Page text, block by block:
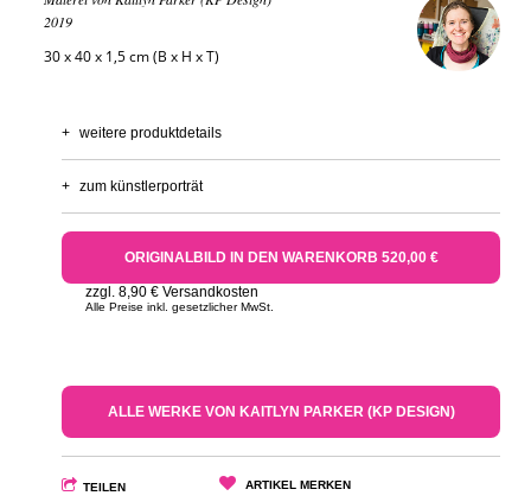
2019
30 x 40 x 1,5 cm (B x H x T)
+ weitere produktdetails
+ zum künstlerporträt
ORIGINALBILD IN DEN WARENKORB 520,00 €
zzgl. 8,90 € Versandkosten
Alle Preise inkl. gesetzlicher MwSt.
ALLE WERKE VON KAITLYN PARKER (KP DESIGN)
TEILEN ARTIKEL MERKEN